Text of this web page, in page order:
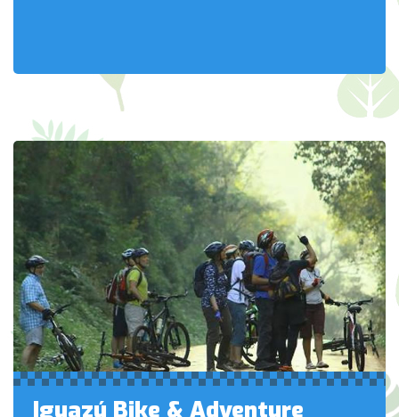
Iguazú Bike & Adventure